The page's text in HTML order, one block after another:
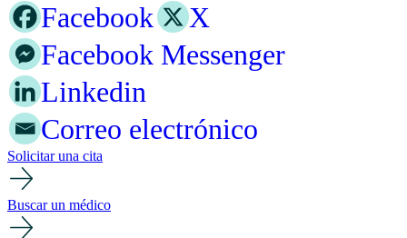
Facebook
X
Facebook Messenger
Linkedin
Correo electrónico
Solicitar una cita
Buscar un médico